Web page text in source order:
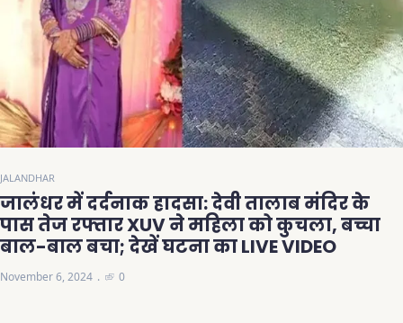
JALANDHAR
जालंधर में दर्दनाक हादसा: देवी तालाब मंदिर के
पास तेज रफ्तार XUV ने महिला को कुचला, बच्चा
बाल-बाल बचा; देखें घटना का LIVE VIDEO
November 6, 2024 0